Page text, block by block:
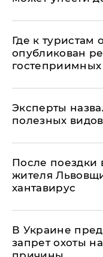
Где к туристам
опубликован
Эксперты
полезных
После поездки
жителя
хантавирус
В Украине
запрет охоты